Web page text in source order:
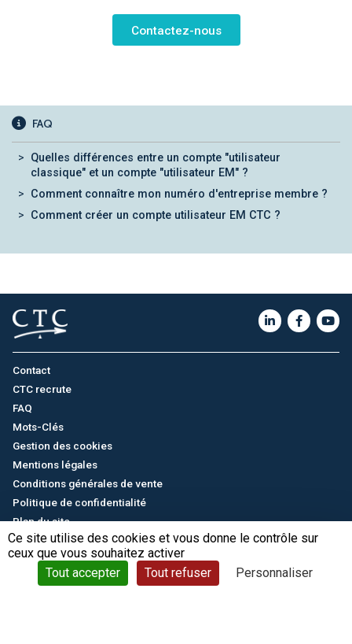
Ce site utilise des cookies et vous donne le contrôle sur
ceux que vous souhaitez activer
Tout accepter
Tout refuser Personnaliser
Contactez-nous
FAQ
Quelles différences entre un compte "utilisateur
classique" et un compte "utilisateur EM" ?
Comment connaître mon numéro d'entreprise membre ?
Comment créer un compte utilisateur EM CTC ?
Contact
CTC recrute
FAQ
Mots-Clés
Gestion des cookies
Mentions légales
Conditions générales de vente
Politique de confidentialité
Plan du site
© CTC - 2026
English/中文